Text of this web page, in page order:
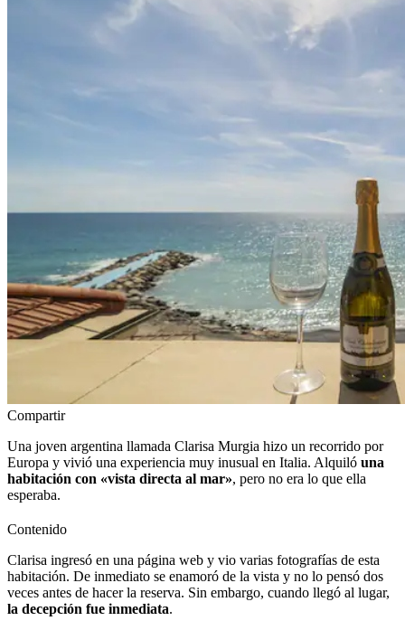
Compartir
Una joven argentina llamada Clarisa Murgia hizo un recorrido por
Europa y vivió una experiencia muy inusual en Italia. Alquiló una
habitación con «vista directa al mar», pero no era lo que ella
esperaba.
Contenido
Clarisa ingresó en una página web y vio varias fotografías de esta
habitación. De inmediato se enamoró de la vista y no lo pensó dos
veces antes de hacer la reserva. Sin embargo, cuando llegó al lugar,
la decepción fue inmediata.